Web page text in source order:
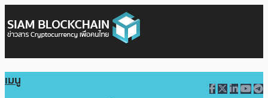
เมนู